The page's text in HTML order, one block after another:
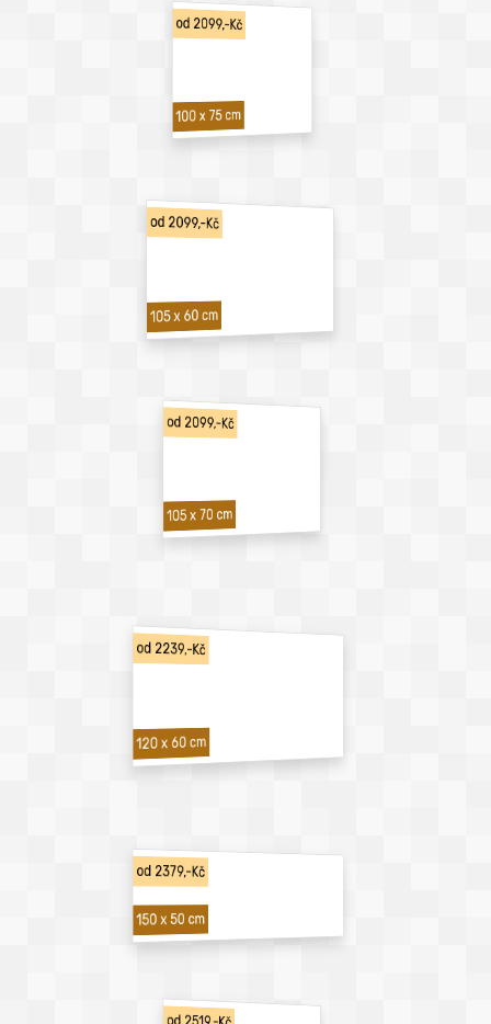
od 2099,-Kč
100 x 75 cm
od 2099,-Kč
105 x 60 cm
od 2099,-Kč
105 x 70 cm
od 2239,-Kč
120 x 60 cm
od 2379,-Kč
150 x 50 cm